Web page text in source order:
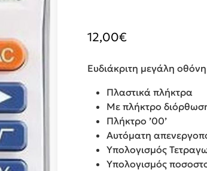
12,00€
Ευδιάκριτη μεγάλη
Πλαστικά πλήκτρα
Με πλήκτρο
Πλήκτρο ’00’
Αυτόματη
Υπολογισμός
Υπολογισμός